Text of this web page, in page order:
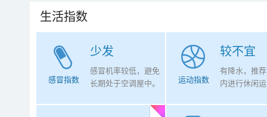
生活指数
少发
感冒指数
感冒机率较低，避免
长期处于空调屋中。
较不宜
运动指数
有降水，推
内进行休闲